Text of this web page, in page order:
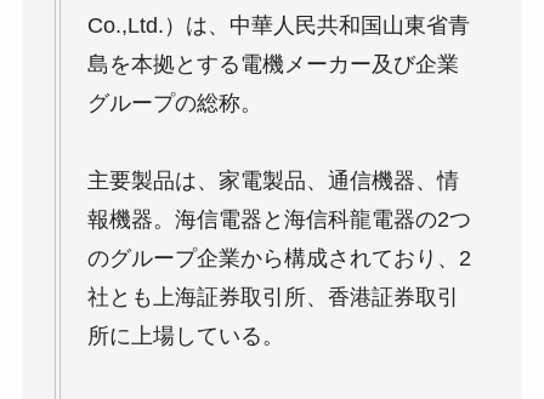
Co.,Ltd.）は、中華人民共和国山東省青
島を本拠とする電機メーカー及び企業
グループの総称。
主要製品は、家電製品、通信機器、情
報機器。海信電器と海信科龍電器の2つ
のグループ企業から構成されており、2
社とも上海証券取引所、香港証券取引
所に上場している。